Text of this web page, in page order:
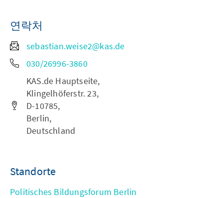
연락처
sebastian.weise2@kas.de
030/26996-3860
KAS.de Hauptseite,
Klingelhöferstr. 23,
D-10785,
Berlin,
Deutschland
Standorte
Politisches Bildungsforum Berlin